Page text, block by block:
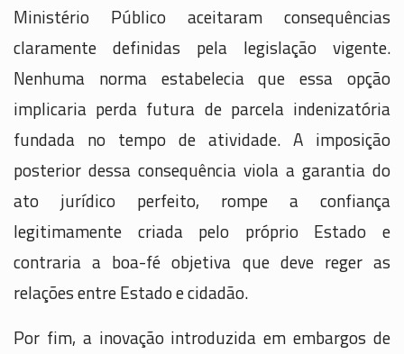
Ministério Público aceitaram consequências
claramente definidas pela legislação vigente.
Nenhuma norma estabelecia que essa opção
implicaria perda futura de parcela indenizatória
fundada no tempo de atividade. A imposição
posterior dessa consequência viola a garantia do
ato jurídico perfeito, rompe a confiança
legitimamente criada pelo próprio Estado e
contraria a boa-fé objetiva que deve reger as
relações entre Estado e cidadão.
Por fim, a inovação introduzida em embargos de